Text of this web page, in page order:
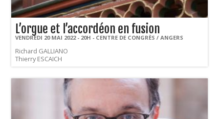
L’orgue et l’accordéon en fusion
VENDREDI 20 MAI 2022 - 20H - CENTRE DE CONGRÈS / ANGERS
Richard GALLIANO
Thierry ESCAICH